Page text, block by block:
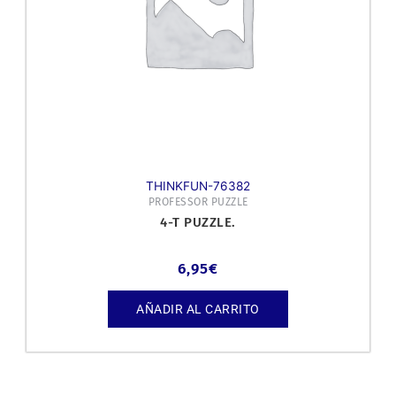
THINKFUN-76382
PROFESSOR PUZZLE
4-T PUZZLE.
6,95€
AÑADIR AL CARRITO